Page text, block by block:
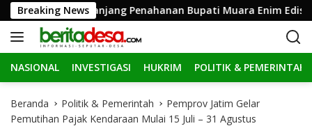
a
g
u
Breaking News
KPK Perpanjang Penahanan Bupati Muara Enim Edison 30
NASIONAL INVESTIGASI HUKRIM POLITIK & PEMERINTAH
Beranda Politik & Pemerintah
Pemprov Jatim Gelar
Pemutihan Pajak Kendaraan Mulai 15 Juli – 31 Agustus